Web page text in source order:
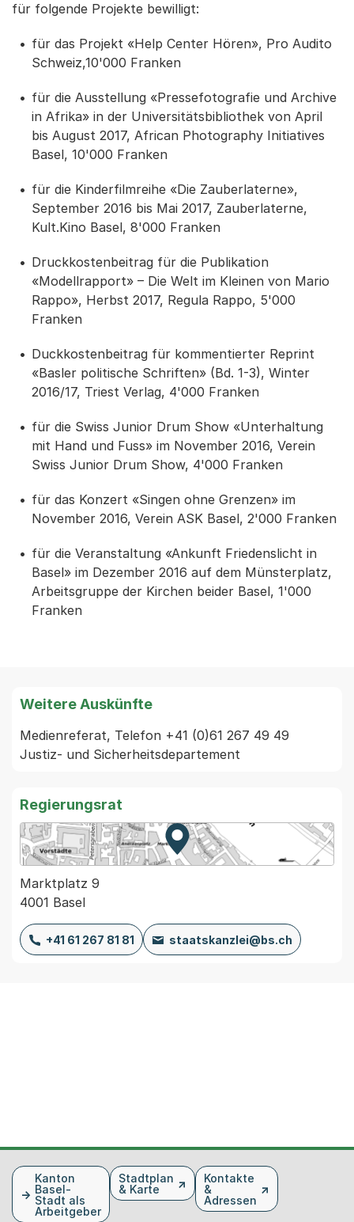
für folgende Projekte bewilligt:
für das Projekt «Help Center Hören», Pro Audito
Schweiz,10'000 Franken
für die Ausstellung «Pressefotografie und Archive
in Afrika» in der Universitätsbibliothek von April
bis August 2017, African Photography Initiatives
Basel, 10'000 Franken
für die Kinderfilmreihe «Die Zauberlaterne»,
September 2016 bis Mai 2017, Zauberlaterne,
Kult.Kino Basel, 8'000 Franken
Druckkostenbeitrag für die Publikation
«Modellrapport» – Die Welt im Kleinen von Mario
Rappo», Herbst 2017, Regula Rappo, 5'000
Franken
Duckkostenbeitrag für kommentierter Reprint
«Basler politische Schriften» (Bd. 1-3), Winter
2016/17, Triest Verlag, 4'000 Franken
für die Swiss Junior Drum Show «Unterhaltung
mit Hand und Fuss» im November 2016, Verein
Swiss Junior Drum Show, 4'000 Franken
für das Konzert «Singen ohne Grenzen» im
November 2016, Verein ASK Basel, 2'000 Franken
für die Veranstaltung «Ankunft Friedenslicht in
Basel» im Dezember 2016 auf dem Münsterplatz,
Arbeitsgruppe der Kirchen beider Basel, 1'000
Franken
Weitere Auskünfte
Medienreferat, Telefon +41 (0)61 267 49 49
Justiz- und Sicherheitsdepartement
Regierungsrat
Zur Karte von MapBS.
Externer Link, wird in einem
Marktplatz 9
4001 Basel
+41 61 267 81 81 staatskanzlei@bs.ch
FusszeileKanton
Basel-
Stadt als
Arbeitgeber
Stadtplan
& Karte
Kontakte
&
Adressen